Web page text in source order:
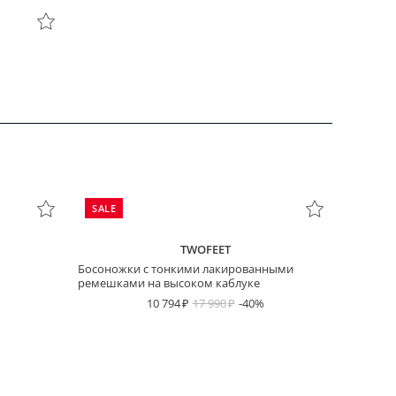
SALE
TWOFEET
Босоножки с тонкими лакированными
ремешками на высоком каблуке
10 794
17 990 -40%